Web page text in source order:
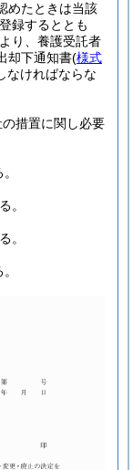
めたときは当該
録するととも
り、養護受託者
却下通知書(様式
なければならな
措置に関し必要
。
。